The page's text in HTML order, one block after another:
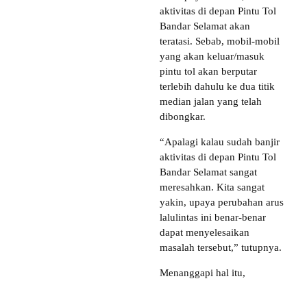
aktivitas di depan Pintu Tol
Bandar Selamat akan
teratasi. Sebab, mobil-mobil
yang akan keluar/masuk
pintu tol akan berputar
terlebih dahulu ke dua titik
median jalan yang telah
dibongkar.
“Apalagi kalau sudah banjir
aktivitas di depan Pintu Tol
Bandar Selamat sangat
meresahkan. Kita sangat
yakin, upaya perubahan arus
lalulintas ini benar-benar
dapat menyelesaikan
masalah tersebut,” tutupnya.
Menanggapi hal itu,